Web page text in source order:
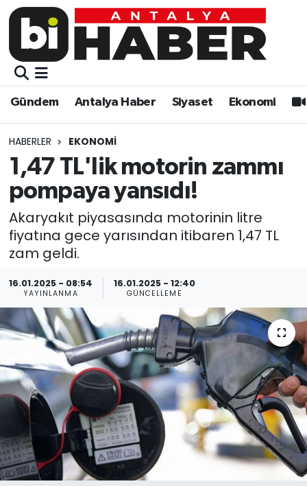
Gündem Antalya Haber Siyaset Ekonomi
HABERLER EKONOMI
1,47 TL'lik motorin zammı
pompaya yansıdı!
Akaryakıt piyasasında motorinin litre
fiyatına gece yarısından itibaren 1,47 TL
zam geldi.
16.01.2025 - 08:54
YAYINLANMA
16.01.2025 - 12:40
GÜNCELLEME
Gündem
Siyaset
Ekonomi
Video
Eğitim
Kültür-sanat
Sağlık
Spor
Teknoloji
Resmi İlanlar
Gündem
Siyaset
Eğitim
Ekonomi
Kültür-sanat
Sağlık
Spor
Teknoloji
Yaşam
Künye
Gizlilik Sözleşmesi
İletişim
Muratpaşa Nöbetçi Eczaneler
Muratpaşa Trafik Yoğunluk Haritası
Süper Lig Puan Durumu ve Fikstür
Tüm Manşetler
Son Dakika Haberleri
Haber Arşivi